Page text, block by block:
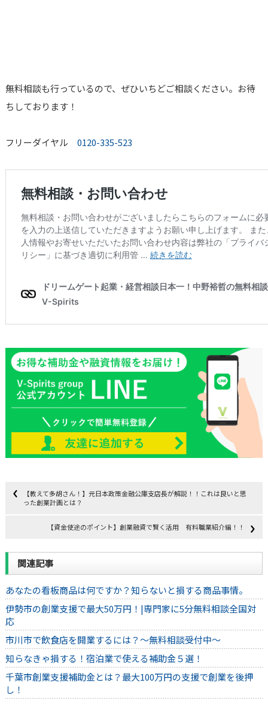
無料相談も行っているので、ぜひいちどご相談ください。お待
ちしております！
フリーダイヤル 0120-335-523
【教えて多胡さん！】元日本政策金融公庫支店長が解説！！これは良いと思
った創業計画とは？
【資金使途のポイント】創業融資で賢く活用 有料職業紹介編！！
関連記事
あなたの看板商品は何ですか？知らないと損する商品事情。
伊勢市の創業支援で最大50万円！|専門家に5分無料相談全国対
応
市川市で飲食店を開業するには？～無料相談受付中～
知らなきゃ損する！宿泊業で使える補助金５選！
千葉市創業支援補助金とは？最大100万円の支援で創業を後押
し！